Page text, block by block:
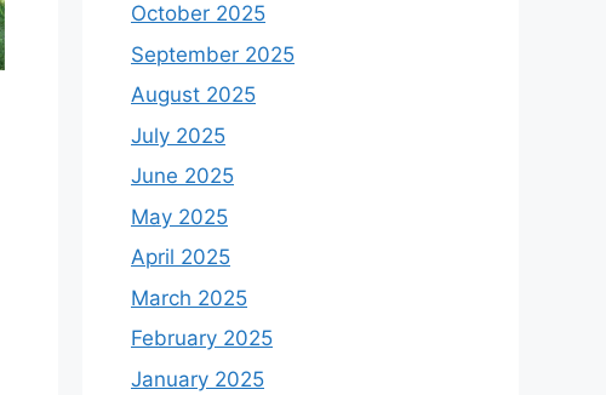
October 2025
September 2025
August 2025
July 2025
June 2025
May 2025
April 2025
March 2025
February 2025
January 2025